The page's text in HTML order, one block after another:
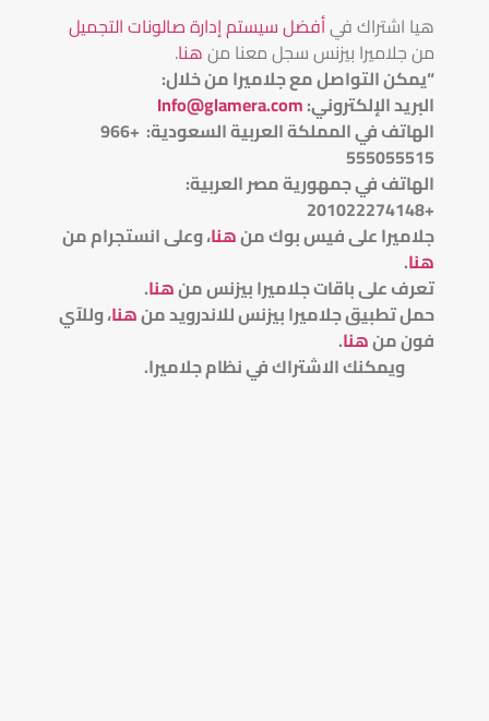
هيا اشتراك فيأفضل سيستم إدارة صالونات التجميل
من جلاميرا بيزنس سجل معنا منهنا.
“يمكن التواصل مع جلاميرا من خلال:
البريد الإلكتروني:
Info@glamera.com
الهاتف في المملكة العربية السعودية: +966
555055515
الهاتف في جمهورية مصر العربية:
+201022274148
جلاميرا على فيس بوك منهنا، وعلى انستجرام من
هنا.
تعرف على باقات جلاميرا بيزنس منهنا.
حمل تطبيق جلاميرا بيزنس للاندرويد منهنا، وللآي
فون منهنا.
ويمكنك الاشتراك في نظام جلاميرا.